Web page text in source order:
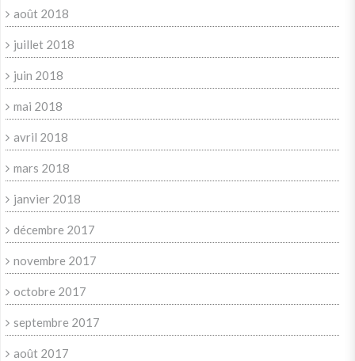
août 2018
juillet 2018
juin 2018
mai 2018
avril 2018
mars 2018
janvier 2018
décembre 2017
novembre 2017
octobre 2017
septembre 2017
août 2017